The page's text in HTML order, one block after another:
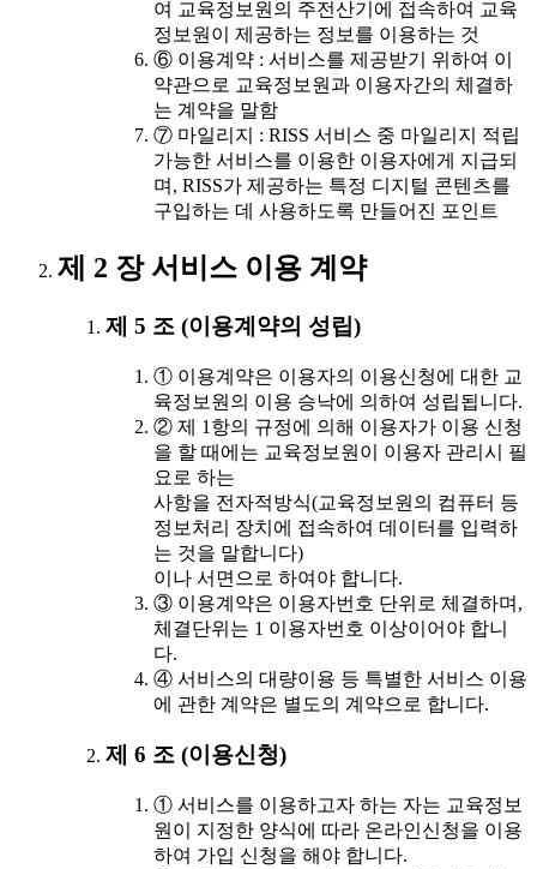
여 교육정보원의 주전산기에 접속하여 교육
정보원이 제공하는 정보를 이용하는 것
⑥ 이용계약 : 서비스를 제공받기 위하여 이
약관으로 교육정보원과 이용자간의 체결하
는 계약을 말함
⑦ 마일리지 : RISS 서비스 중 마일리지 적립
가능한 서비스를 이용한 이용자에게 지급되
며, RISS가 제공하는 특정 디지털 콘텐츠를
구입하는 데 사용하도록 만들어진 포인트
제 2 장 서비스 이용 계약
제 5 조 (이용계약의 성립)
① 이용계약은 이용자의 이용신청에 대한 교
육정보원의 이용 승낙에 의하여 성립됩니다.
② 제 1항의 규정에 의해 이용자가 이용 신청
을 할 때에는 교육정보원이 이용자 관리시 필
요로 하는
사항을 전자적방식(교육정보원의 컴퓨터 등
정보처리 장치에 접속하여 데이터를 입력하
는 것을 말합니다)
이나 서면으로 하여야 합니다.
③ 이용계약은 이용자번호 단위로 체결하며,
체결단위는 1 이용자번호 이상이어야 합니
다.
④ 서비스의 대량이용 등 특별한 서비스 이용
에 관한 계약은 별도의 계약으로 합니다.
제 6 조 (이용신청)
① 서비스를 이용하고자 하는 자는 교육정보
원이 지정한 양식에 따라 온라인신청을 이용
하여 가입 신청을 해야 합니다.